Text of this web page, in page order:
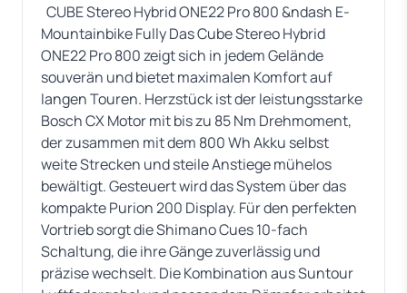
CUBE Stereo Hybrid ONE22 Pro 800 &ndash E-
Mountainbike Fully Das Cube Stereo Hybrid
ONE22 Pro 800 zeigt sich in jedem Gelände
souverän und bietet maximalen Komfort auf
langen Touren. Herzstück ist der leistungsstarke
Bosch CX Motor mit bis zu 85 Nm Drehmoment,
der zusammen mit dem 800 Wh Akku selbst
weite Strecken und steile Anstiege mühelos
bewältigt. Gesteuert wird das System über das
kompakte Purion 200 Display. Für den perfekten
Vortrieb sorgt die Shimano Cues 10-fach
Schaltung, die ihre Gänge zuverlässig und
präzise wechselt. Die Kombination aus Suntour